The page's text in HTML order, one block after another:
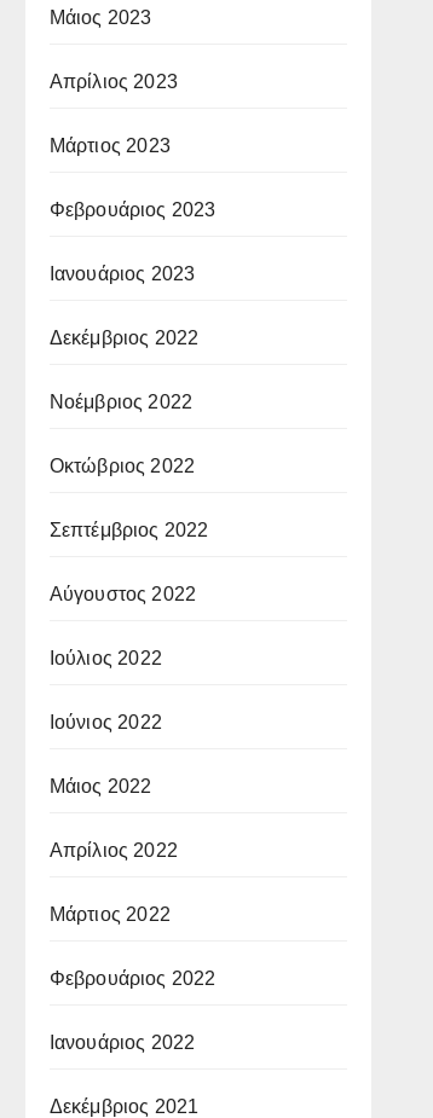
Μάιος 2023
Απρίλιος 2023
Μάρτιος 2023
Φεβρουάριος 2023
Ιανουάριος 2023
Δεκέμβριος 2022
Νοέμβριος 2022
Οκτώβριος 2022
Σεπτέμβριος 2022
Αύγουστος 2022
Ιούλιος 2022
Ιούνιος 2022
Μάιος 2022
Απρίλιος 2022
Μάρτιος 2022
Φεβρουάριος 2022
Ιανουάριος 2022
Δεκέμβριος 2021